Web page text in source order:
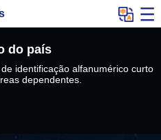
do país
identificação alfanumérico curto
dependentes.